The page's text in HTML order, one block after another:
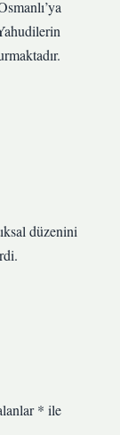
düzenini
* ile